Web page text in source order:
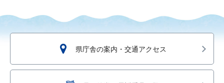
県庁舎の案内・交通アクセス